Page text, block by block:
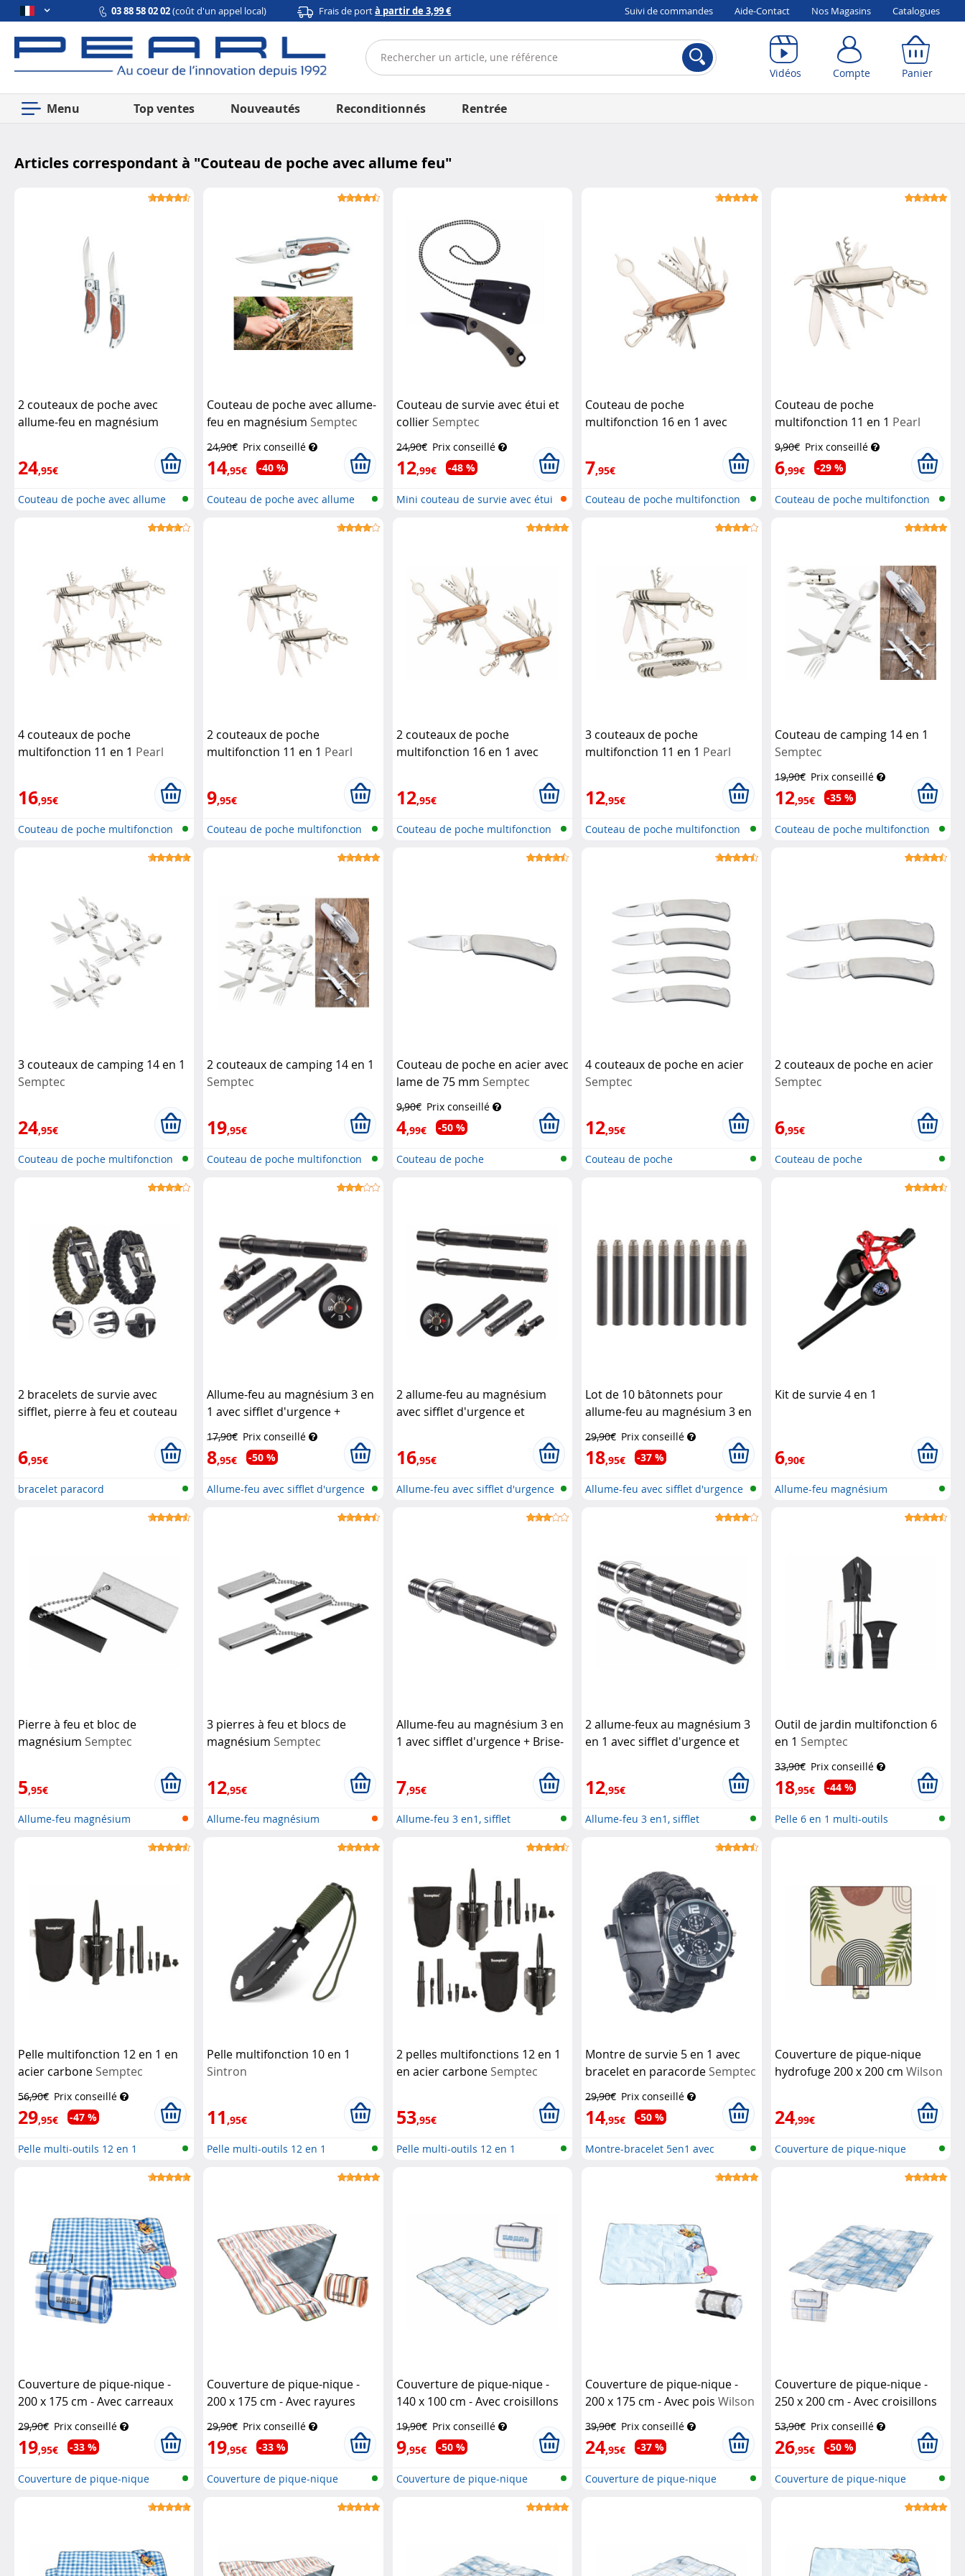
03 88 58 02 02(coût d'un appel local) Frais de portà partir de 3,99 € Suivi de commandes Aide-Contact Nos Magasins Catalogues
Vidéos Compte Panier
Menu Top ventes Nouveautés Reconditionnés Rentrée
Articles correspondant à "Couteau de poche avec allume feu"
2 couteaux de poche avec
allume-feu en magnésium
24,95€
Couteau de poche avec allume
Couteau de poche avec allume-
feu en magnésium Semptec
24,90€ Prix conseillé
14,95€ -40 %
Couteau de poche avec allume
Couteau de survie avec étui et
collier Semptec
24,90€ Prix conseillé
12,99€ -48 %
Mini couteau de survie avec étui
Couteau de poche
multifonction 16 en 1 avec
7,95€
Couteau de poche multifonction
Couteau de poche
multifonction 11 en 1 Pearl
9,90€ Prix conseillé
6,99€ -29 %
Couteau de poche multifonction
4 couteaux de poche
multifonction 11 en 1 Pearl
16,95€
Couteau de poche multifonction
2 couteaux de poche
multifonction 11 en 1 Pearl
9,95€
Couteau de poche multifonction
2 couteaux de poche
multifonction 16 en 1 avec
12,95€
Couteau de poche multifonction
3 couteaux de poche
multifonction 11 en 1 Pearl
12,95€
Couteau de poche multifonction
Couteau de camping 14 en 1
Semptec
19,90€ Prix conseillé
12,95€ -35 %
Couteau de poche multifonction
3 couteaux de camping 14 en 1
Semptec
24,95€
Couteau de poche multifonction
2 couteaux de camping 14 en 1
Semptec
19,95€
Couteau de poche multifonction
Couteau de poche en acier avec
lame de 75 mm Semptec
9,90€ Prix conseillé
4,99€ -50 %
Couteau de poche
4 couteaux de poche en acier
Semptec
12,95€
Couteau de poche
2 couteaux de poche en acier
Semptec
6,95€
Couteau de poche
2 bracelets de survie avec
sifflet, pierre à feu et couteau
6,95€
bracelet paracord
Allume-feu au magnésium 3 en
1 avec sifflet d'urgence +
17,90€ Prix conseillé
8,95€ -50 %
Allume-feu avec sifflet d'urgence
2 allume-feu au magnésium
avec sifflet d'urgence et
16,95€
Allume-feu avec sifflet d'urgence
Lot de 10 bâtonnets pour
allume-feu au magnésium 3 en
29,90€ Prix conseillé
18,95€ -37 %
Allume-feu avec sifflet d'urgence
Kit de survie 4 en 1
6,90€
Allume-feu magnésium
Pierre à feu et bloc de
magnésium Semptec
5,95€
Allume-feu magnésium
3 pierres à feu et blocs de
magnésium Semptec
12,95€
Allume-feu magnésium
Allume-feu au magnésium 3 en
1 avec sifflet d'urgence + Brise-
7,95€
Allume-feu 3 en1, sifflet
2 allume-feux au magnésium 3
en 1 avec sifflet d'urgence et
12,95€
Allume-feu 3 en1, sifflet
Outil de jardin multifonction 6
en 1 Semptec
33,90€ Prix conseillé
18,95€ -44 %
Pelle 6 en 1 multi-outils
Pelle multifonction 12 en 1 en
acier carbone Semptec
56,90€ Prix conseillé
29,95€ -47 %
Pelle multi-outils 12 en 1
Pelle multifonction 10 en 1
Sintron
11,95€
Pelle multi-outils 12 en 1
2 pelles multifonctions 12 en 1
en acier carbone Semptec
53,95€
Pelle multi-outils 12 en 1
Montre de survie 5 en 1 avec
bracelet en paracorde Semptec
29,90€ Prix conseillé
14,95€ -50 %
Montre-bracelet 5en1 avec
Couverture de pique-nique
hydrofuge 200 x 200 cm Wilson
24,99€
Couverture de pique-nique
Couverture de pique-nique -
200 x 175 cm - Avec carreaux
29,90€ Prix conseillé
19,95€ -33 %
Couverture de pique-nique
Couverture de pique-nique -
200 x 175 cm - Avec rayures
29,90€ Prix conseillé
19,95€ -33 %
Couverture de pique-nique
Couverture de pique-nique -
140 x 100 cm - Avec croisillons
19,90€ Prix conseillé
9,95€ -50 %
Couverture de pique-nique
Couverture de pique-nique -
200 x 175 cm - Avec poisWilson
39,90€ Prix conseillé
24,95€ -37 %
Couverture de pique-nique
Couverture de pique-nique -
250 x 200 cm - Avec croisillons
53,90€ Prix conseillé
26,95€ -50 %
Couverture de pique-nique
Compte Panier